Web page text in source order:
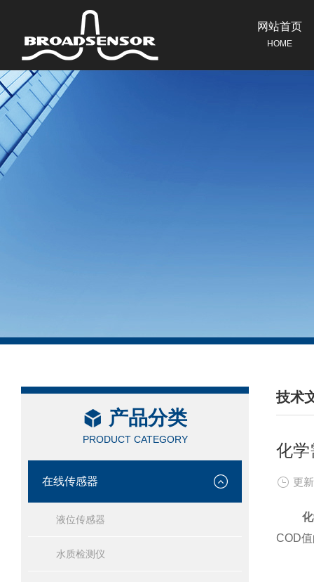
网站首页
HOME
产品分类
PRODUCT CATEGORY
在线传感器
液位传感器
水质检测仪
技术
/
化学
更
COD